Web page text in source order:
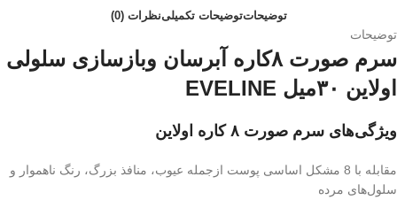
توضیحاتتوضیحات تکمیلینظرات (0)
توضیحات
سرم صورت ۸کاره آبرسان وبازسازی سلولی
اولاین ۳۰میل EVELINE
ویژگی‌های سرم صورت ۸ کاره اولاین
مقابله با 8 مشکل اساسی پوست ازجمله عیوب، منافذ بزرگ، رنگ ناهموار و
سلول‌های مرده